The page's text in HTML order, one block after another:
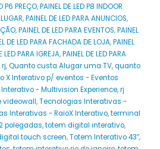
P6 PREÇO,PAINEL DE LED P8 INDOOR
,PAINEL DE LED PARA ANUNCIOS,
,PAINEL DE LED PARA EVENTOS,PAINEL
DE LED PARA FACHADA DE LOJA,PAINEL
LED PARA IGREJA,PAINEL DE LED PARA
,Quanto custa Alugar uma TV,quanto
X Interativo p/ eventos - Eventos
- Multivision Experience,rj
videowall,Tecnologias Interativas -
Interativas - RaioX Interativo,terminal
polegadas,totem digital interativo,
touch screen,Totem Interativo 43”,